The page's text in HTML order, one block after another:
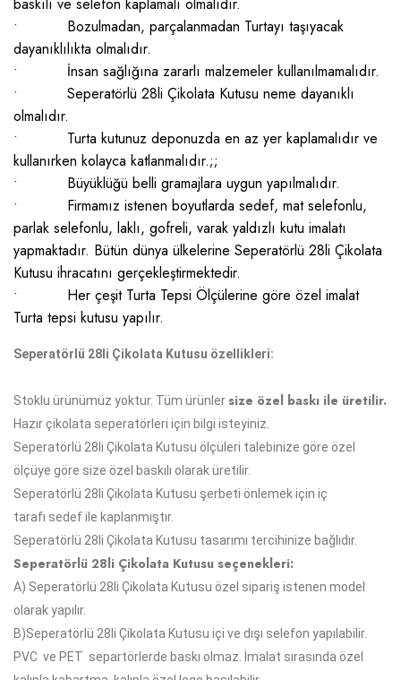
• Bozulmadan, parçalanmadan Turtayı taşıyacak
dayanıklılıkta olmalıdır.
• İnsan sağlığına zararlı malzemeler kullanılmamalıdır.
• Seperatörlü 28li Çikolata Kutusu neme dayanıklı
olmalıdır.
• Turta kutunuz deponuzda en az yer kaplamalıdır ve
kullanırken kolayca katlanmalıdır.;;
• Büyüklüğü belli gramajlara uygun yapılmalıdır.
• Firmamız istenen boyutlarda sedef, mat selefonlu,
parlak selefonlu, laklı, gofreli, varak yaldızlı kutu imalatı
yapmaktadır. Bütün dünya ülkelerine Seperatörlü 28li Çikolata
Kutusu ihracatını gerçekleştirmektedir.
• Her çeşit Turta Tepsi Ölçülerine göre özel imalat
Turta tepsi kutusu yapılır.
Seperatörlü 28li Çikolata Kutusu özellikleri:
Stoklu ürünümüz yoktur. Tüm ürünlersize özel baskı ile üretilir.
Hazır çikolata seperatörleri için bilgi isteyiniz.
Seperatörlü 28li Çikolata Kutusu ölçüleri talebinize göre özel
ölçüye göre size özel baskılı olarak üretilir.
Seperatörlü 28li Çikolata Kutusu şerbeti önlemek için iç
tarafı sedefile kaplanmıştır.
Seperatörlü 28li Çikolata Kutusu tasarımı tercihinize bağlıdır.
Seperatörlü 28li Çikolata Kutusu seçenekleri:
A) Seperatörlü 28li Çikolata Kutusu özel sipariş istenen model
olarak yapılır.
B)Seperatörlü 28li Çikolata Kutusu içi ve dışı selefon yapılabilir.
PVC ve PET separtörlerde baskı olmaz. İmalat sırasında özel